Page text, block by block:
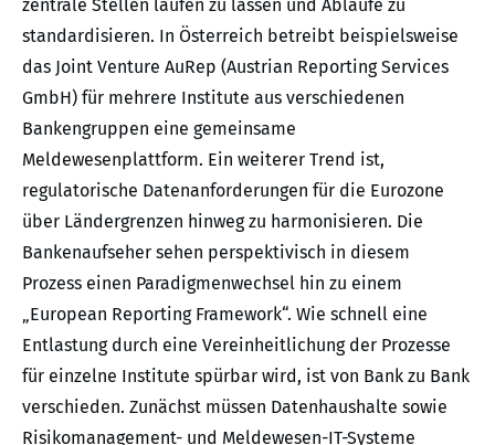
zentrale Stellen laufen zu lassen und Abläufe zu
standardisieren. In Österreich betreibt beispielsweise
das Joint Venture AuRep (Austrian Reporting Services
GmbH) für mehrere Institute aus verschiedenen
Bankengruppen eine gemeinsame
Meldewesenplattform. Ein weiterer Trend ist,
regulatorische Datenanforderungen für die Eurozone
über Ländergrenzen hinweg zu harmonisieren. Die
Bankenaufseher sehen perspektivisch in diesem
Prozess einen Paradigmenwechsel hin zu einem
„European Reporting Framework“. Wie schnell eine
Entlastung durch eine Vereinheitlichung der Prozesse
für einzelne Institute spürbar wird, ist von Bank zu Bank
verschieden. Zunächst müssen Datenhaushalte sowie
Risikomanagement- und Meldewesen-IT-Systeme